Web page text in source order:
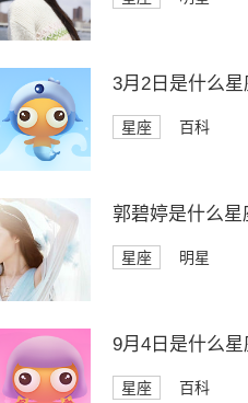
3月2日是什么星
星座 百科
郭碧婷是什么星
星座 明星
9月4日是什么星
星座 百科